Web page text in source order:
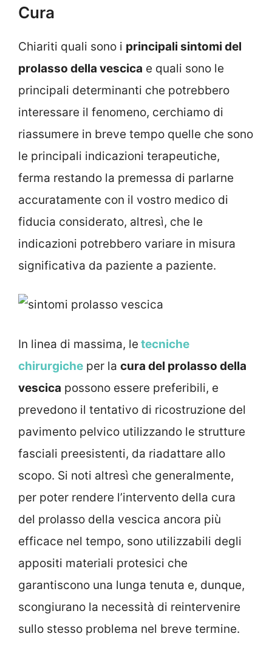
Cura
Chiariti quali sono i principali sintomi del
prolasso della vescica e quali sono le
principali determinanti che potrebbero
interessare il fenomeno, cerchiamo di
riassumere in breve tempo quelle che sono
le principali indicazioni terapeutiche,
ferma restando la premessa di parlarne
accuratamente con il vostro medico di
fiducia considerato, altresì, che le
indicazioni potrebbero variare in misura
significativa da paziente a paziente.
In linea di massima, le tecniche
chirurgiche per la cura del prolasso della
vescica possono essere preferibili, e
prevedono il tentativo di ricostruzione del
pavimento pelvico utilizzando le strutture
fasciali preesistenti, da riadattare allo
scopo. Si noti altresì che generalmente,
per poter rendere l’intervento della cura
del prolasso della vescica ancora più
efficace nel tempo, sono utilizzabili degli
appositi materiali protesici che
garantiscono una lunga tenuta e, dunque,
scongiurano la necessità di reintervenire
sullo stesso problema nel breve termine.